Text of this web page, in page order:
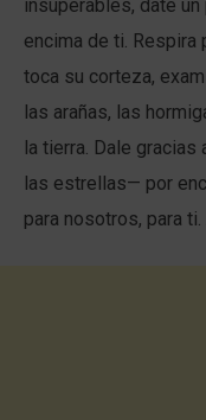
insuperables, date
encima de ti. Respira
toca su corteza,
las arañas, las
la tierra. Dale
las estrellas— por
para nosotros, para